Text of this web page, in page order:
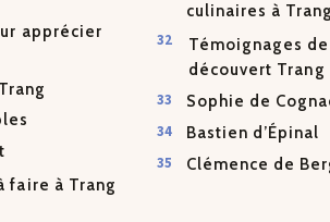
apprécier
faire à Trang
culinaires à
Témoignages
découvert Trang
Sophie de
Bastien d’Épinal
Clémence de